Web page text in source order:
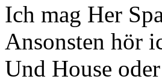
Ich mag Her
Ansonsten hör
Und House